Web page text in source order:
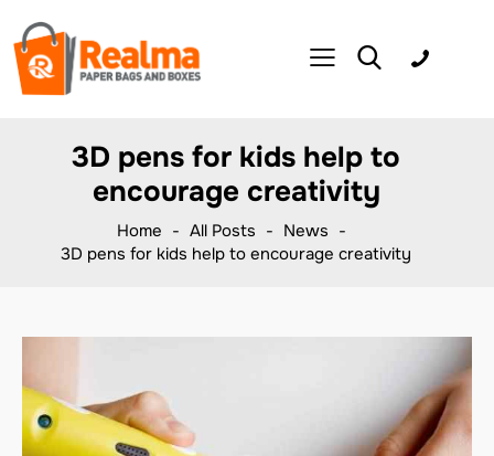
3D pens for kids help to
encourage creativity
Home All Posts
News
3D pens for kids help to encourage creativity